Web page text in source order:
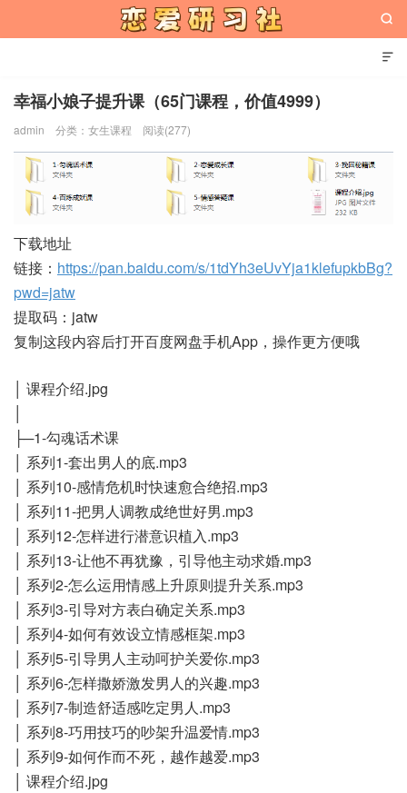
恋爱研习社


幸福小娘子提升课（65门课程，价值4999）
admin 分类： 女生课程 阅读(277)
下载地址
链接： https://pan.baidu.com/s/1tdYh3eUvYja1klefupkbBg?
pwd=jatw
提取码：jatw
复制这段内容后打开百度网盘手机App，操作更方便哦
│ 课程介绍.jpg
├─1-勾魂话术课
│ 系列1-套出男人的底.mp3
│ 系列10-感情危机时快速愈合绝招.mp3
│ 系列11-把男人调教成绝世好男.mp3
│ 系列12-怎样进行潜意识植入.mp3
│ 系列13-让他不再犹豫，引导他主动求婚.mp3
│ 系列2-怎么运用情感上升原则提升关系.mp3
│ 系列3-引导对方表白确定关系.mp3
│ 系列4-如何有效设立情感框架.mp3
│ 系列5-引导男人主动呵护关爱你.mp3
│ 系列6-怎样撒娇激发男人的兴趣.mp3
│ 系列7-制造舒适感吃定男人.mp3
│ 系列8-巧用技巧的吵架升温爱情.mp3
│ 系列9-如何作而不死，越作越爱.mp3
│ 课程介绍.jpg